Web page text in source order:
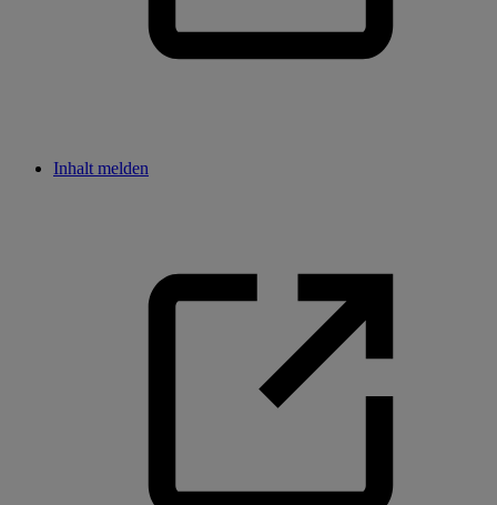
Inhalt melden